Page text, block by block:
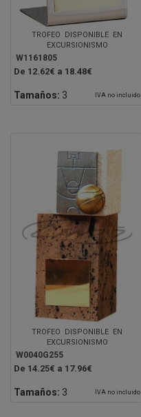
TROFEO DISPONIBLE EN
EXCURSIONISMO
W1161805
De 12.62€ a 18.48€
Tamaños: 3 IVA no incluido
TROFEO DISPONIBLE EN
EXCURSIONISMO
W0040G255
De 14.25€ a 17.96€
Tamaños: 3 IVA no incluido